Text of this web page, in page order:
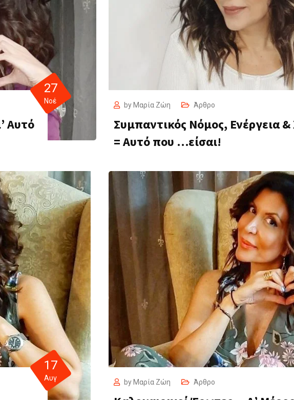
Αυτό
27
Νοέ by Μαρία Ζώη Άρθρο
Συμπαντικός Νόμος, Ενέργεια
= Αυτό που …είσαι!
17
Αυγ by Μαρία Ζώη Άρθρο